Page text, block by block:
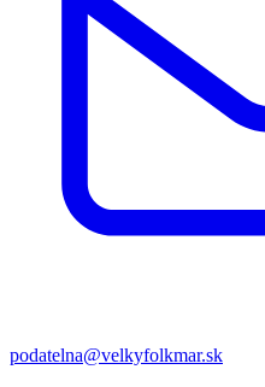
podatelna@velkyfolkmar.sk